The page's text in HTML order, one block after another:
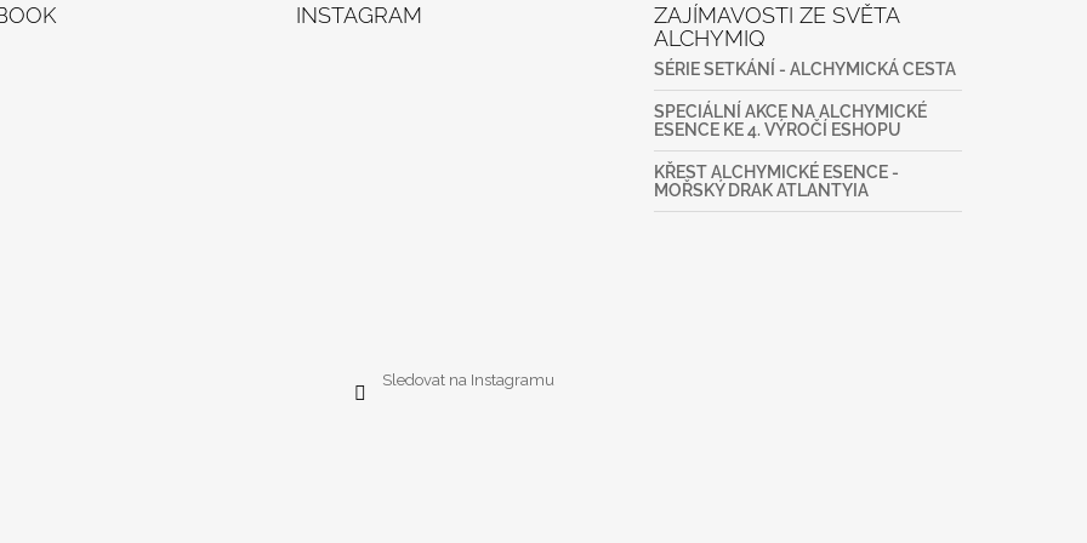
INSTAGRAM
Sledovat na Instagramu
ZAJÍMAVOSTI ZE SVĚTA
ALCHYMIQ
SÉRIE SETKÁNÍ - ALCHYMICKÁ CESTA
SPECIÁLNÍ AKCE NA ALCHYMICKÉ
ESENCE KE 4. VÝROČÍ ESHOPU
KŘEST ALCHYMICKÉ ESENCE -
MOŘSKÝ DRAK ATLANTYIA